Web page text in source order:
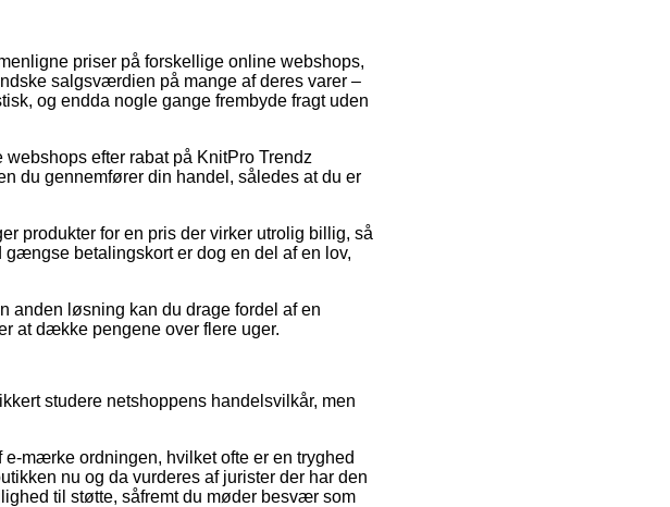
priser på forskellige online webshops,
salgsværdien på mange af deres varer –
og endda nogle gange frembyde fragt uden
efter rabat på KnitPro Trendz
du gennemfører din handel, således at du er
produkter for en pris der virker utrolig billig, så
betalingskort er dog en del af en lov,
anden løsning kan du drage fordel af en
at dække pengene over flere uger.
studere netshoppens handelsvilkår, men
mærke ordningen, hvilket ofte er en tryghed
nu og da vurderes af jurister der har den
til støtte, såfremt du møder besvær som